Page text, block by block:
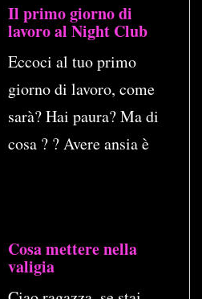
Il primo giorno di
lavoro al Night Club
Eccoci al tuo primo
giorno di lavoro, come
sarà? Hai paura? Ma di
cosa ? ? Avere ansia è
Cosa mettere nella
valigia